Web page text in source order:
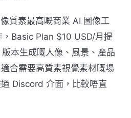
質素最高嘅商業 AI 圖像工
Basic Plan $10 USD/月提
本生成嘅人像、風景、產品
合需要高質素視覺素材嘅場
Discord 介面，比較唔直